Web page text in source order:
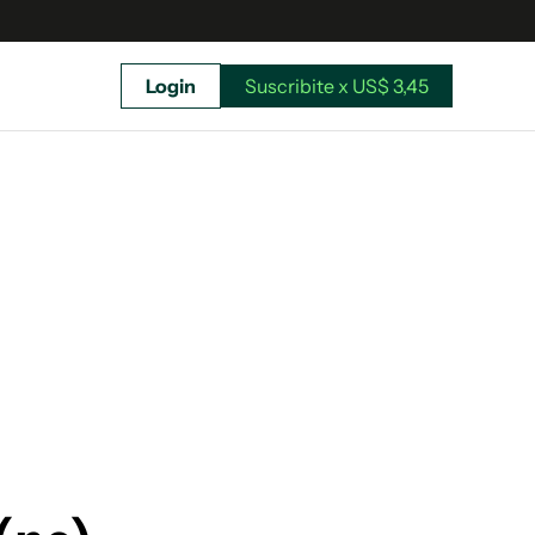
Login Suscribite x US$ 3,45